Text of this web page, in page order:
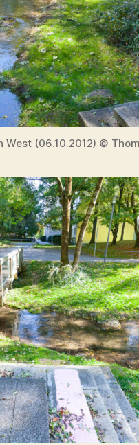
West (06.10.2012) ©